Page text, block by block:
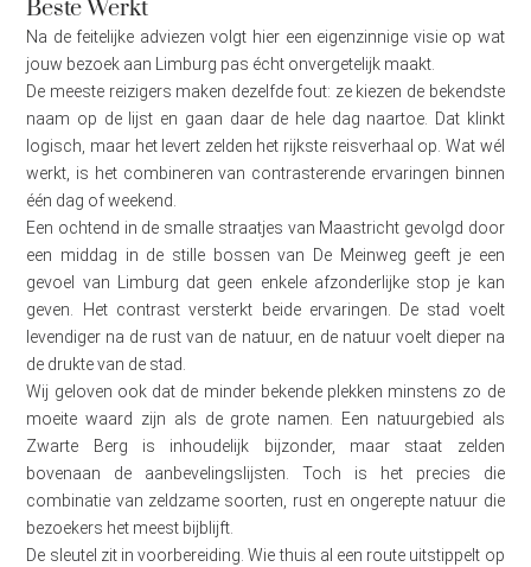
Beste Werkt
Na de feitelijke adviezen volgt hier een eigenzinnige visie op wat
jouw bezoek aan Limburg pas écht onvergetelijk maakt.
De meeste reizigers maken dezelfde fout: ze kiezen de bekendste
naam op de lijst en gaan daar de hele dag naartoe. Dat klinkt
logisch, maar het levert zelden het rijkste reisverhaal op. Wat wél
werkt, is het combineren van contrasterende ervaringen binnen
één dag of weekend.
Een ochtend in de smalle straatjes van Maastricht gevolgd door
een middag in de stille bossen van De Meinweg geeft je een
gevoel van Limburg dat geen enkele afzonderlijke stop je kan
geven. Het contrast versterkt beide ervaringen. De stad voelt
levendiger na de rust van de natuur, en de natuur voelt dieper na
de drukte van de stad.
Wij geloven ook dat de minder bekende plekken minstens zo de
moeite waard zijn als de grote namen. Een natuurgebied als
Zwarte Berg is inhoudelijk bijzonder, maar staat zelden
bovenaan de aanbevelingslijsten. Toch is het precies die
combinatie van zeldzame soorten, rust en ongerepte natuur die
bezoekers het meest bijblijft.
De sleutel zit in voorbereiding. Wie thuis al een route uitstippelt op